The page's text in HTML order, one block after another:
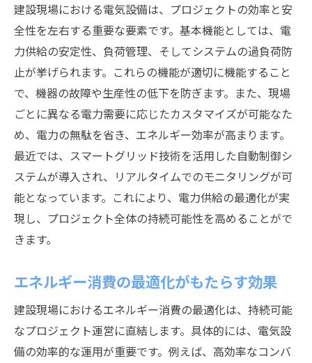
自動化技術が効率化に与える影響
AIによる電気設備管理の革新
再生可能エネルギーの統合による効率増加
デジタル化がもたらす現場管理の効率化
建設現場の電気設備における安全対策の重要性
事故を未然に防ぐ電気設備の設計要件
安全基準の遵守がもたらす安心感
緊急時対応のための設備と計画
従業員の安全を守る教育と訓練
建設の現場が抱える電気設備の課題とその解決
策
古い設備による効率低下とその対策
電力供給の不安定さを克服する方法
建設現場における電気設備は、プロジェクトの効率と安
全性を左右する重要な要素です。基本機能としては、電
力供給の安定性、負荷管理、そしてシステムの過負荷防
止が挙げられます。これらの機能が適切に機能すること
で、機器の故障や生産性の低下を防ぎます。また、現場
ごとに異なる電力需要に応じたカスタマイズが可能なた
め、電力の無駄を省き、エネルギー効率が高まります。
最近では、スマートグリッド技術を活用した自動制御シ
ステムが導入され、リアルタイムでのモニタリングが可
能となっています。これにより、電力供給の最適化が実
現し、プロジェクト全体の持続可能性を高めることがで
きます。
エネルギー消費の最適化がもたらす効果
建設現場におけるエネルギー消費の最適化は、持続可能
なプロジェクト運営に直結します。具体的には、電気設
備の効率的な運用が重要です。例えば、高効率なコンバ